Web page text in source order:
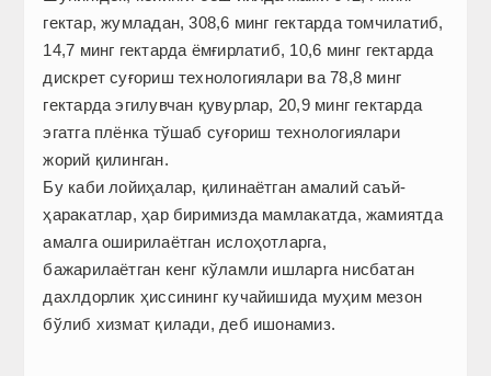
гектар, жумладан, 308,6 минг гектарда томчилатиб,
14,7 минг гектарда ёмғирлатиб, 10,6 минг гектарда
дискрет суғориш технологиялари ва 78,8 минг
гектарда эгилувчан қувурлар, 20,9 минг гектарда
эгатга плёнка тўшаб суғориш технологиялари
жорий қилинган.
Бу каби лойиҳалар, қилинаётган амалий саъй-
ҳаракатлар, ҳар биримизда мамлакатда, жамиятда
амалга оширилаётган ислоҳотларга,
бажарилаётган кенг кўламли ишларга нисбатан
дахлдорлик ҳиссининг кучайишида муҳим мезон
бўлиб хизмат қилади, деб ишонамиз.